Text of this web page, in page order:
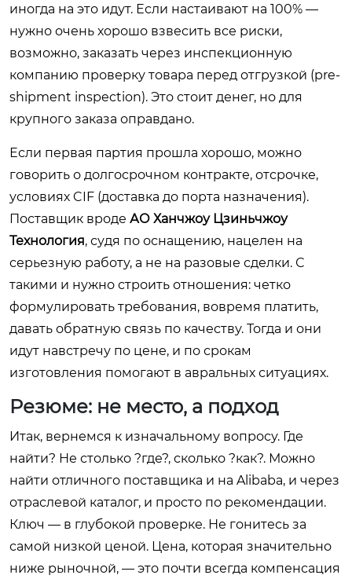
иногда на это идут. Если настаивают на 100% —
нужно очень хорошо взвесить все риски,
возможно, заказать через инспекционную
компанию проверку товара перед отгрузкой (pre-
shipment inspection). Это стоит денег, но для
крупного заказа оправдано.
Если первая партия прошла хорошо, можно
говорить о долгосрочном контракте, отсрочке,
условиях CIF (доставка до порта назначения).
Поставщик вроде АО Ханчжоу Цзиньчжоу
Технология, судя по оснащению, нацелен на
серьезную работу, а не на разовые сделки. С
такими и нужно строить отношения: четко
формулировать требования, вовремя платить,
давать обратную связь по качеству. Тогда и они
идут навстречу по цене, и по срокам
изготовления помогают в авральных ситуациях.
Резюме: не место, а подход
Итак, вернемся к изначальному вопросу. Где
найти? Не столько ?где?, сколько ?как?. Можно
найти отличного поставщика и на Alibaba, и через
отраслевой каталог, и просто по рекомендации.
Ключ — в глубокой проверке. Не гонитесь за
самой низкой ценой. Цена, которая значительно
ниже рыночной, — это почти всегда компенсация